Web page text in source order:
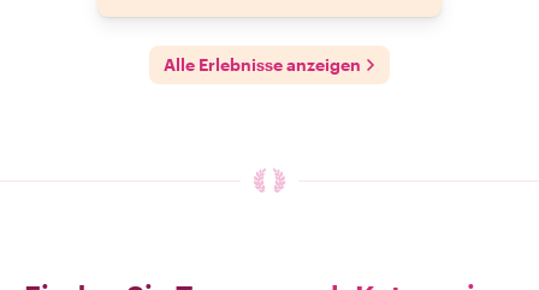
Alle Erlebnisse anzeigen